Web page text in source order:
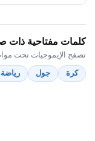
كلمات مفتاحية ذات
تصفح الإيموجيات تحت
كرة
جول رياضة